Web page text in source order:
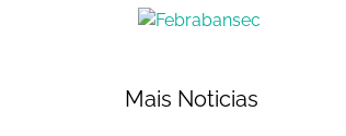
Mais Noticias